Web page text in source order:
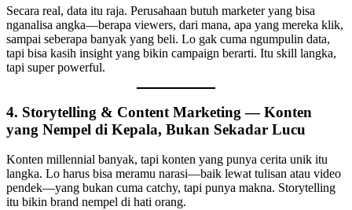
Secara real, data itu raja. Perusahaan butuh marketer yang bisa
nganalisa angka—berapa viewers, dari mana, apa yang mereka klik,
sampai seberapa banyak yang beli. Lo gak cuma ngumpulin data,
tapi bisa kasih insight yang bikin campaign berarti. Itu skill langka,
tapi super powerful.
4. Storytelling & Content Marketing — Konten
yang Nempel di Kepala, Bukan Sekadar Lucu
Konten millennial banyak, tapi konten yang punya cerita unik itu
langka. Lo harus bisa meramu narasi—baik lewat tulisan atau video
pendek—yang bukan cuma catchy, tapi punya makna. Storytelling
itu bikin brand nempel di hati orang.